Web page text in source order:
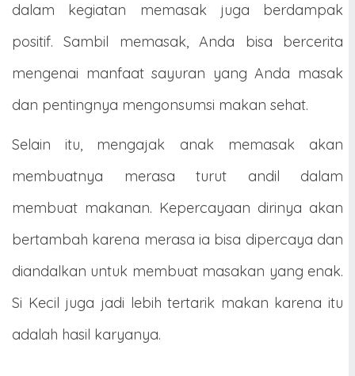
dalam kegiatan memasak juga berdampak
positif. Sambil memasak, Anda bisa bercerita
mengenai manfaat sayuran yang Anda masak
dan pentingnya mengonsumsi makan sehat.
Selain itu, mengajak anak memasak akan
membuatnya merasa turut andil dalam
membuat makanan. Kepercayaan dirinya akan
bertambah karena merasa ia bisa dipercaya dan
diandalkan untuk membuat masakan yang enak.
Si Kecil juga jadi lebih tertarik makan karena itu
adalah hasil karyanya.